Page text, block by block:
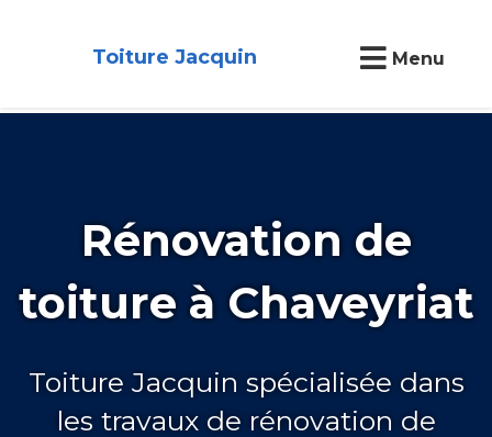
Toiture Jacquin Menu
Rénovation de
toiture à Chaveyriat
Toiture Jacquin spécialisée dans
les travaux de rénovation de